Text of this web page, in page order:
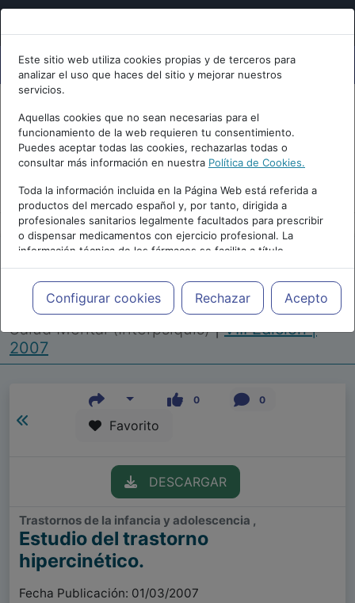
Este sitio web utiliza cookies propias y de terceros para
analizar el uso que haces del sitio y mejorar nuestros
servicios.
Aquellas cookies que no sean necesarias para el
funcionamiento de la web requieren tu consentimiento.
Puedes aceptar todas las cookies, rechazarlas todas o
consultar más información en nuestra Política de Cookies.
Toda la información incluida en la Página Web está referida a
productos del mercado español y, por tanto, dirigida a
profesionales sanitarios legalmente facultados para prescribir
o dispensar medicamentos con ejercicio profesional. La
información técnica de los fármacos se facilita a título
meramente informativo, siendo responsabilidad de los
profesionales facultados prescribir medicamentos y decidir, en
cada caso concreto, el tratamiento más adecuado a las
necesidades del paciente.
Configurar cookies Rechazar Acepto
Repositorio de Artículos |Congreso Virtual
Internacional de Psiquiatría, Psicología y
Salud Mental (Interpsiquis)|VIII Edición |
2007
0 0
Favorito
DESCARGAR
Trastornos de la infancia y adolescencia ,
Estudio del trastorno
hipercinético.
Fecha Publicación: 01/03/2007